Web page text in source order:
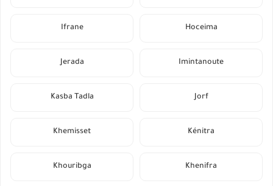
Hoceima
Ifrane
Imintanoute
Jerada
Jorf
Kasba Tadla
Kénitra
Khemisset
Khenifra
Khouribga